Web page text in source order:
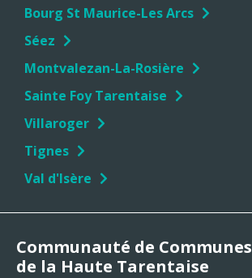
Bourg St Maurice-Les Arcs
Séez
Montvalezan-La-Rosière
Sainte Foy Tarentaise
Villaroger
Tignes
Val d'Isère
Communauté de Communes
de la Haute Tarentaise